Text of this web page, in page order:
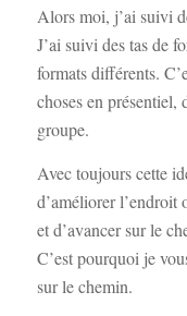
Alors moi, j’ai suivi
J’ai suivi des tas de
formats différents.
choses en présentiel,
groupe.
Avec toujours cette
d’améliorer l’endroit
et d’avancer sur le
C’est pourquoi je
sur le chemin.